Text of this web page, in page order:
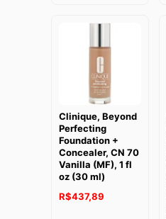
Clinique, Beyond
Perfecting
Foundation +
Concealer, CN 70
Vanilla (MF), 1 fl
oz (30 ml)
R$437,89